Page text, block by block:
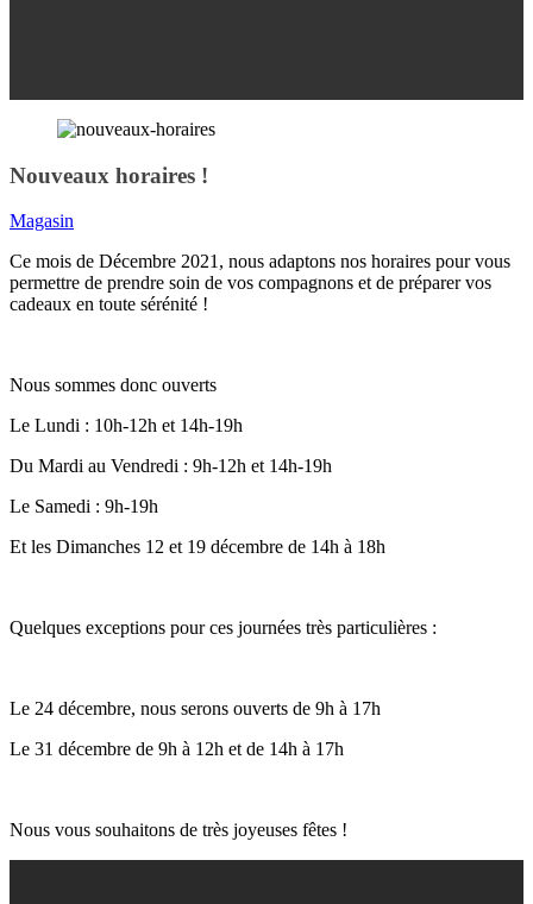
Nouveaux horaires !
Magasin
Ce mois de Décembre 2021, nous adaptons nos horaires pour vous
permettre de prendre soin de vos compagnons et de préparer vos
cadeaux en toute sérénité !
Nous sommes donc ouverts
Le Lundi : 10h-12h et 14h-19h
Du Mardi au Vendredi : 9h-12h et 14h-19h
Le Samedi : 9h-19h
Et les Dimanches 12 et 19 décembre de 14h à 18h
Quelques exceptions pour ces journées très particulières :
Le 24 décembre, nous serons ouverts de 9h à 17h
Le 31 décembre de 9h à 12h et de 14h à 17h
Nous vous souhaitons de très joyeuses fêtes !